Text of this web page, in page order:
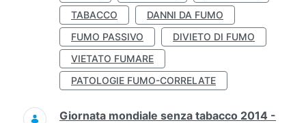
TABACCO
DANNI DA FUMO
FUMO PASSIVO
DIVIETO DI FUMO
VIETATO FUMARE
PATOLOGIE FUMO-CORRELATE
Giornata mondiale senza tabacco 2014 -